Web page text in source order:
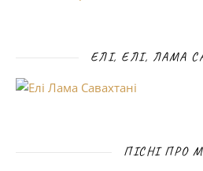
ЕЛІ, ЕЛІ, ЛАМА
ПІСНІ ПРО